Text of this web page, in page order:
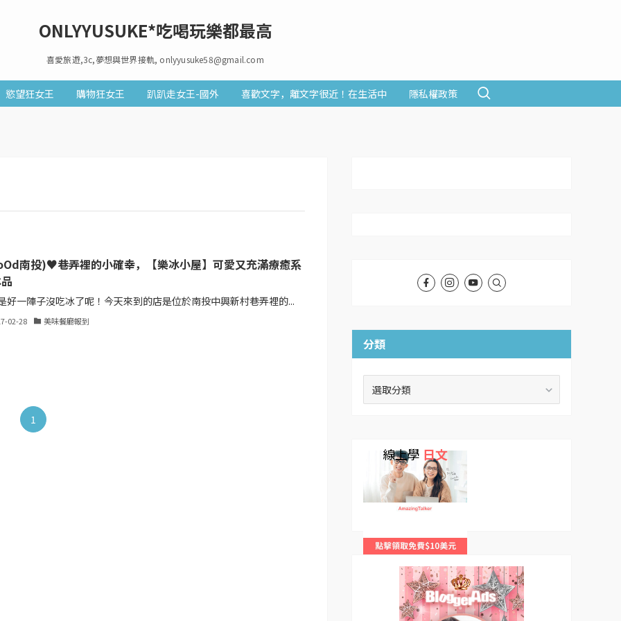
ONLYYUSUKE*吃喝玩樂都最高
喜愛旅遊,3c,夢想與世界接軌, onlyyusuke58@gmail.com
慾望狂女王 購物狂女王 趴趴走女王-國外 喜歡文字，離文字很近！在生活中 隱私權政策
南投)♥巷弄裡的小確幸，【樂冰小屋】可愛又充滿療癒系
一陣子沒吃冰了呢！今天來到的店是位於南投中興新村巷弄裡的...
02-28 美味餐廳報到
1
分類
線上學 日文